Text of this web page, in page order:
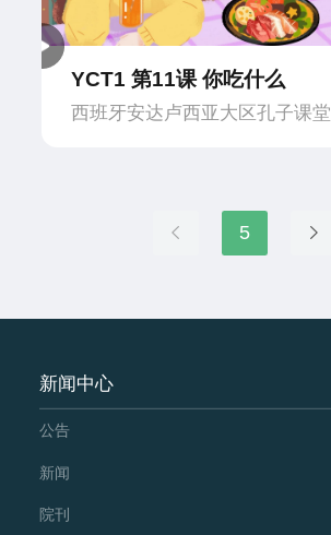
YCT1 第11课 你吃什么
西班牙安达卢西亚大区孔子课堂
5
新闻中心
公告
新闻
院刊